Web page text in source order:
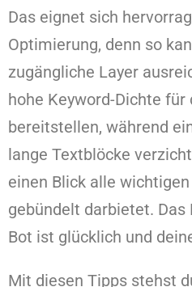
Das eignet sich
Optimierung, denn so
zugängliche Layer
hohe Keyword-Dichte für
bereitstellen, während
lange Textblöcke
einen Blick alle
gebündelt darbietet. Das
Bot ist glücklich und
Mit diesen Tipps stehst